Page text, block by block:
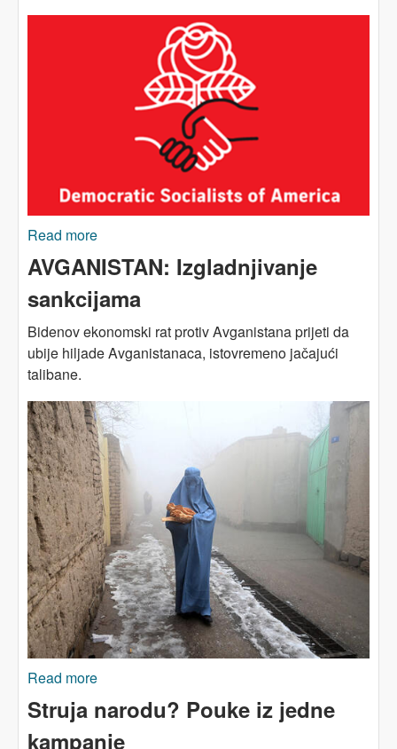
Read more
AVGANISTAN: Izgladnjivanje
sankcijama
Bidenov ekonomski rat protiv Avganistana prijeti da
ubije hiljade Avganistanaca, istovremeno jačajući
talibane.
Read more
Struja narodu? Pouke iz jedne
kampanje